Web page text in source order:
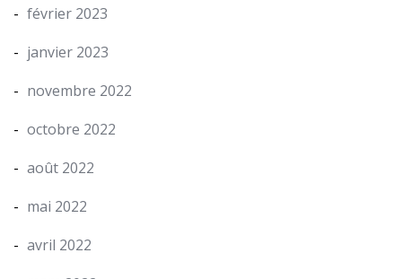
février 2023
janvier 2023
novembre 2022
octobre 2022
août 2022
mai 2022
avril 2022